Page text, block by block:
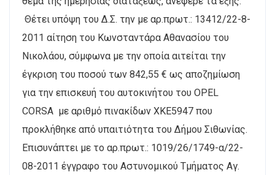
Θέτει υπόψη του Δ.Σ. την με αρ.πρωτ.: 13412/22-8-
2011 αίτηση του Κωνσταντάρα Αθανασίου του
Νικολάου, σύμφωνα με την οποία αιτείται την
έγκριση του ποσού των 842,55 € ως αποζημίωση
για την επισκευή του αυτοκινήτου του OPEL
CORSA με αριθμό πινακίδων ΧΚΕ5947 που
προκλήθηκε από υπαιτιότητα του Δήμου Σιθωνίας.
Επισυνάπτει με το αρ.πρωτ.: 1019/26/1749-α/22-
08-2011 έγγραφο του Αστυνομικού Τμήματος Αγ.